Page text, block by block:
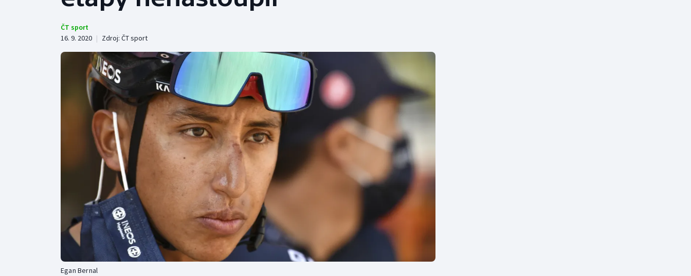
Curling
Florbal
Futsal
Golf
Gymnastika
Olympijské hry
Parasport
Plážový volejbal
Vodní slalom
Volejbal
Ostatní
ČT sport
16. 9. 2020 | Zdroj: ČT sport
Egan Bernal